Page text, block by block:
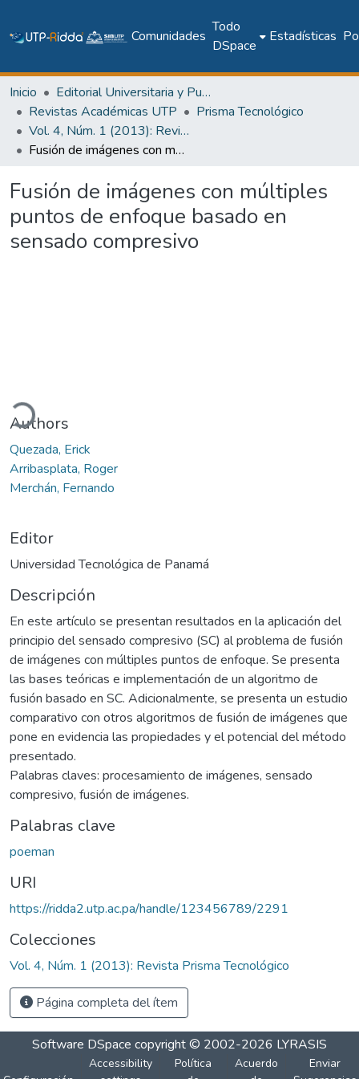
Comunidades
Todo
DSpace
Estadísticas
Inicio
Editorial Universitaria y Publicaciones Seriadas
Revistas Académicas UTP
Prisma Tecnológico
Vol. 4, Núm. 1 (2013): Revista Prisma Tecnológico
Fusión de imágenes con múltiples puntos de enfoque basado en sensado compresivo
Fusión de imágenes con múltiples
puntos de enfoque basado en
sensado compresivo
Authors
Quezada, Erick
Arribasplata, Roger
Merchán, Fernando
Editor
Universidad Tecnológica de Panamá
Descripción
En este artículo se presentan resultados en la aplicación del
principio del sensado compresivo (SC) al problema de fusión
de imágenes con múltiples puntos de enfoque. Se presenta
las bases teóricas e implementación de un algoritmo de
fusión basado en SC. Adicionalmente, se presenta un estudio
comparativo con otros algoritmos de fusión de imágenes que
pone en evidencia las propiedades y el potencial del método
presentado.
Palabras claves: procesamiento de imágenes, sensado
compresivo, fusión de imágenes.
Palabras clave
poeman
URI
https://ridda2.utp.ac.pa/handle/123456789/2291
Colecciones
Vol. 4, Núm. 1 (2013): Revista Prisma Tecnológico
Página completa del ítem
Software DSpace copyright © 2002-2026 LYRASIS
Accessibility
Política
Acuerdo
Enviar